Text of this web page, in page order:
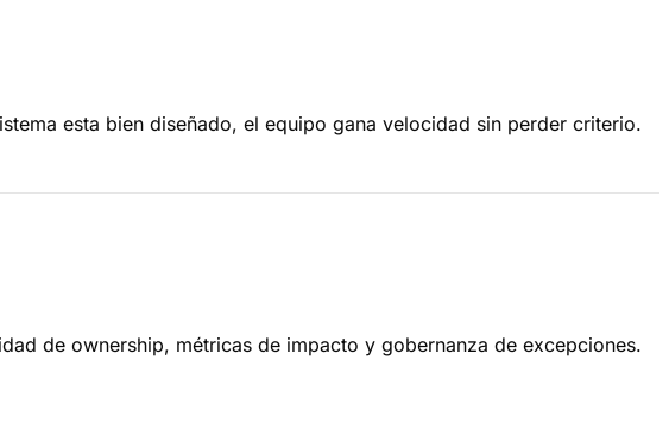
esta bien diseñado, el equipo gana velocidad sin perder criterio.
de ownership, métricas de impacto y gobernanza de excepciones.